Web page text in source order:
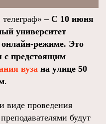
– С 10 июня
университет
онлайн-режиме. Это
с предстоящим
вуза на улице 50
.
виде проведения
будут